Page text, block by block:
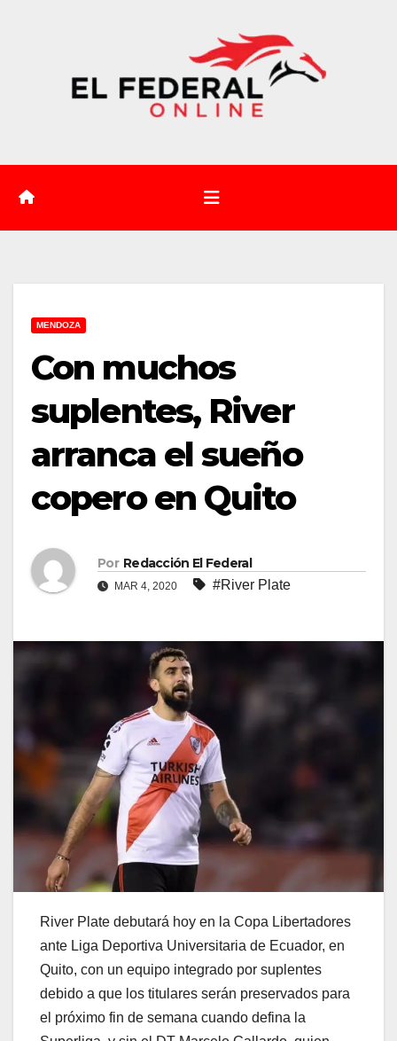
MENDOZA
Con muchos
suplentes, River
arranca el sueño
copero en Quito
Por Redacción El Federal
MAR 4, 2020 #River Plate
River Plate debutará hoy en la Copa Libertadores
ante Liga Deportiva Universitaria de Ecuador, en
Quito, con un equipo integrado por suplentes
debido a que los titulares serán preservados para
el próximo fin de semana cuando defina la